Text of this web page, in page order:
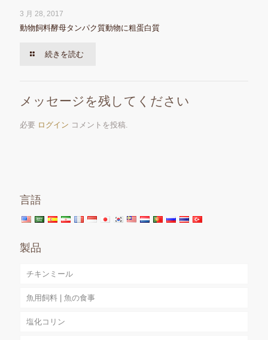
3 月 28, 2017
動物飼料酵母タンパク質動物に粗蛋白質
続きを読む
メッセージを残してください
必要 ログイン コメントを投稿.
言語
製品
チキンミール
魚用飼料 | 魚の食事
塩化コリン